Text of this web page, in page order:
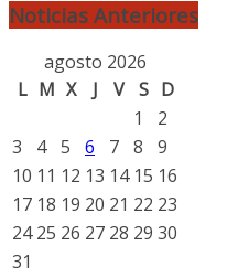
Noticias Anteriores
agosto 2026
L M X J V S D
1
2
3
4 5 6 7 8
9
10 11 12 13 14 15 16
17 18 19 20 21 22 23
24 25 26 27 28 29 30
31